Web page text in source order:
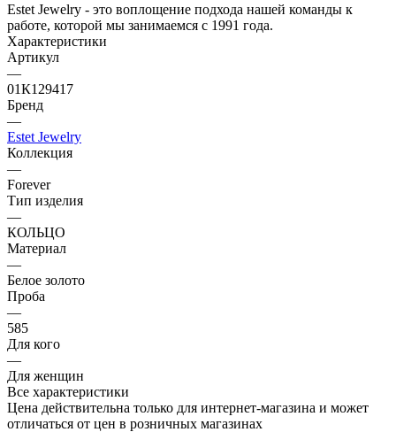
Estet Jewelry - это воплощение подхода нашей команды к
работе, которой мы занимаемся с 1991 года.
Характеристики
Артикул
—
01К129417
Бренд
—
Estet Jewelry
Коллекция
—
Forever
Тип изделия
—
КОЛЬЦО
Материал
—
Белое золото
Проба
—
585
Для кого
—
Для женщин
Все характеристики
Цена действительна только для интернет-магазина и может
отличаться от цен в розничных магазинах